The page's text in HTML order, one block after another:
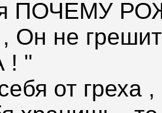
ПОЧЕМУ
Он не
! "
от греха